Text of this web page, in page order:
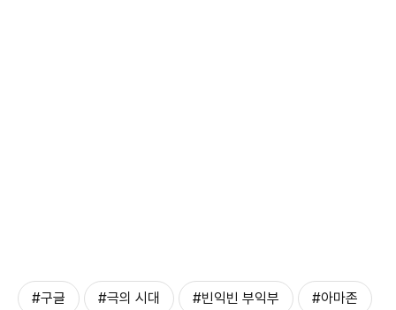
#구글 #극의 시대 #빈익빈 부익부 #아마존